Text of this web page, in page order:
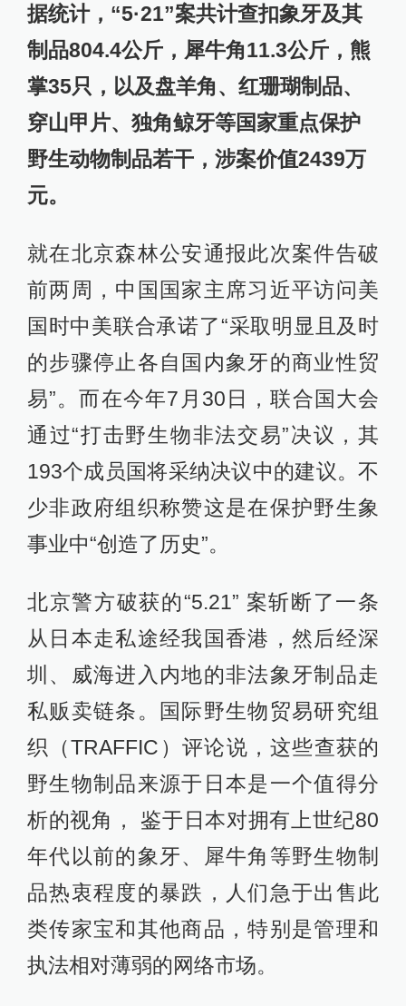
据统计，“5·21”案共计查扣象牙及其
制品804.4公斤，犀牛角11.3公斤，熊
掌35只，以及盘羊角、红珊瑚制品、
穿山甲片、独角鲸牙等国家重点保护
野生动物制品若干，涉案价值2439万
元。
就在北京森林公安通报此次案件告破
前两周，中国国家主席习近平访问美
国时中美联合承诺了“采取明显且及时
的步骤停止各自国内象牙的商业性贸
易”。而在今年7月30日，联合国大会
通过“打击野生物非法交易”决议，其
193个成员国将采纳决议中的建议。不
少非政府组织称赞这是在保护野生象
事业中“创造了历史”。
北京警方破获的“5.21” 案斩断了一条
从日本走私途经我国香港，然后经深
圳、威海进入内地的非法象牙制品走
私贩卖链条。国际野生物贸易研究组
织（TRAFFIC）评论说，这些查获的
野生物制品来源于日本是一个值得分
析的视角， 鉴于日本对拥有上世纪80
年代以前的象牙、犀牛角等野生物制
品热衷程度的暴跌，人们急于出售此
类传家宝和其他商品，特别是管理和
执法相对薄弱的网络市场。